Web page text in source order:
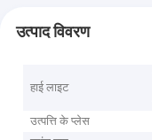
उत्पाद विवरण
हाई लाइट
उत्पत्ति के प्लेस